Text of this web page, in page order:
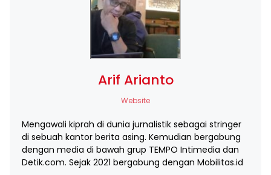
Arif Arianto
Website
Mengawali kiprah di dunia jurnalistik sebagai stringer
di sebuah kantor berita asing. Kemudian bergabung
dengan media di bawah grup TEMPO Intimedia dan
Detik.com. Sejak 2021 bergabung dengan Mobilitas.id